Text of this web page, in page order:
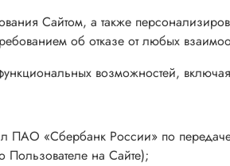
Сайтом, а также
об отказе от любых
возможностей,
ПАО «Сбербанк России» по
Пользователе на Сайте);